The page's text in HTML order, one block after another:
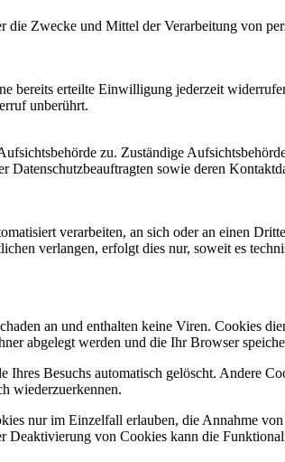
Zwecke und Mittel der Verarbeitung von
bereits erteilte Einwilligung jederzeit
unberührt.
zu. Zuständige
Datenschutzbeauftragten sowie deren
verarbeiten, an sich oder an einen
verlangen, erfolgt dies nur, soweit es
an und enthalten keine Viren. Cookies
abgelegt werden und die Ihr Browser
Besuchs automatisch gelöscht. Andere
wiederzuerkennen.
nur im Einzelfall erlauben, die Annahme
von Cookies kann die